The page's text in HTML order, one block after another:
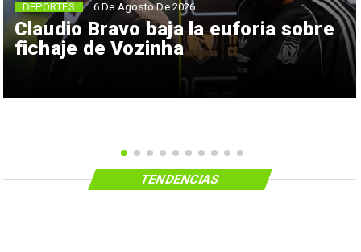
Claudio Bravo baja la euforia sobre
fichaje de Vozinha
DEPORTES 6 De Agosto De 2026
TENDENCIAS